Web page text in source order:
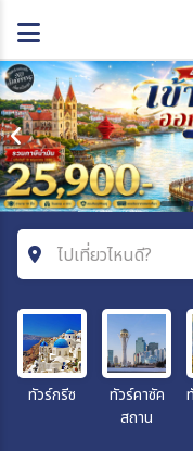
ไปเที่ยวไหนดี?
ค้น
คำค้นหา
ทัวร์กรีซ
ทัวร์คาซัค
สถาน